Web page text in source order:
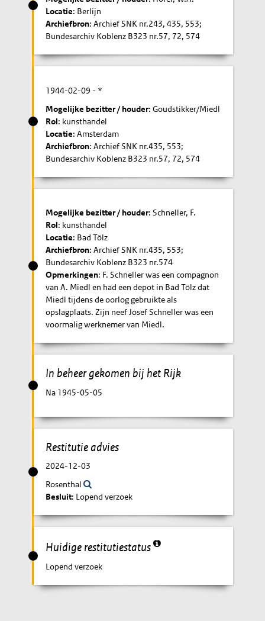
Locatie: Berlijn
Archiefbron: Archief SNK nr.243, 435, 553;
Bundesarchiv Koblenz B323 nr.57, 72, 574
1944-02-09 - *
Mogelijke bezitter / houder: Goudstikker/Miedl
Rol: kunsthandel
Locatie: Amsterdam
Archiefbron: Archief SNK nr.435, 553;
Bundesarchiv Koblenz B323 nr.57, 72, 574
Mogelijke bezitter / houder: Schneller, F.
Rol: kunsthandel
Locatie: Bad Tölz
Archiefbron: Archief SNK nr.435, 553;
Bundesarchiv Koblenz B323 nr.574
Opmerkingen: F. Schneller was een compagnon
van A. Miedl en had een depot in Bad Tölz dat
Miedl tijdens de oorlog gebruikte als
opslagplaats. Zijn neef Josef Schneller was een
voormalig werknemer van Miedl.
In beheer gekomen bij het Rijk
Na 1945-05-05
Restitutie advies
2024-12-03
Rosenthal
Besluit: Lopend verzoek
Huidige restitutiestatus
Lopend verzoek